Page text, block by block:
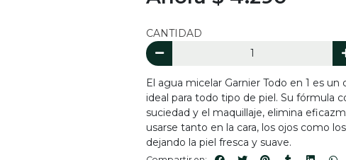
CANTIDAD
El agua micelar Garnier Todo en 1 es
ideal para todo tipo de piel. Su fórmula
suciedad y el maquillaje, elimina
usarse tanto en la cara, los ojos como
dejando la piel fresca y suave.